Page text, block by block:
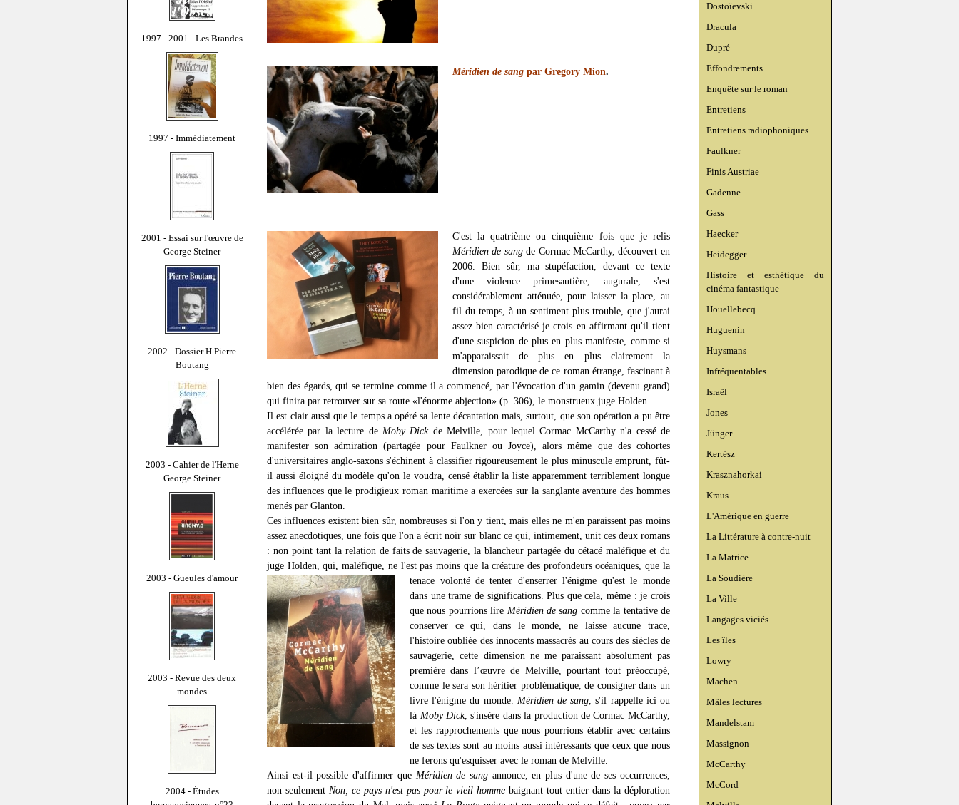
1997 - 2001 - Les Brandes
1997 - Immédiatement
2001 - Essai sur l'œuvre de
George Steiner
2002 - Dossier H Pierre
Boutang
2003 - Cahier de l'Herne
George Steiner
2003 - Gueules d'amour
2003 - Revue des deux
mondes
2004 - Études
Dostoïevski
Dracula
Dupré
Effondrements
Enquête sur le roman
Entretiens
Entretiens radiophoniques
Faulkner
Finis Austriae
Gadenne
Gass
Haecker
Heidegger
Histoire et esthétique du
cinéma fantastique
Houellebecq
Huguenin
Huysmans
Infréquentables
Israël
Jones
Jünger
Kertész
Krasznahorkai
Kraus
L'Amérique en guerre
La Littérature à contre-nuit
La Matrice
La Soudière
La Ville
Langages viciés
Les îles
Lowry
Machen
Mâles lectures
Mandelstam
Massignon
McCarthy
McCord
Méridien de sang par Gregory Mion.
C'est la quatrième ou cinquième fois que je relis
Méridien de sangde Cormac McCarthy, découvert en
2006. Bien sûr, ma stupéfaction, devant ce texte
d'une violence primesautière, augurale, s'est
considérablement atténuée, pour laisser la place, au
fil du temps, à un sentiment plus trouble, que j'aurai
assez bien caractérisé je crois en affirmant qu'il tient
d'une suspicion de plus en plus manifeste, comme si
m'apparaissait de plus en plus clairement la
dimension parodique de ce roman étrange, fascinant à
bien des égards, qui se termine comme il a commencé, par l'évocation d'un gamin (devenu grand)
qui finira par retrouver sur sa route «l'énorme abjection» (p. 306), le monstrueux juge Holden.
Il est clair aussi que le temps a opéré sa lente décantation mais, surtout, que son opération a pu être
accélérée par la lecture de Moby Dickde Melville, pour lequel Cormac McCarthy n'a cessé de
manifester son admiration (partagée pour Faulkner ou Joyce), alors même que des cohortes
d'universitaires anglo-saxons s'échinent à classifier rigoureusement le plus minuscule emprunt, fût-
il aussi éloigné du modèle qu'on le voudra, censé établir la liste apparemment terriblement longue
des influences que le prodigieux roman maritime a exercées sur la sanglante aventure des hommes
menés par Glanton.
Ces influences existent bien sûr, nombreuses si l'on y tient, mais elles ne m'en paraissent pas moins
assez anecdotiques, une fois que l'on a écrit noir sur blanc ce qui, intimement, unit ces deux romans
: non point tant la relation de faits de sauvagerie, la blancheur partagée du cétacé maléfique et du
juge Holden, qui, maléfique, ne l'est pas moins que la créature des profondeurs océaniques, que la
tenace volonté de tenter d'enserrer l'énigme qu'est le monde
dans une trame de significations. Plus que cela, même : je crois
que nous pourrions lire Méridien de sang comme la tentative de
conserver ce qui, dans le monde, ne laisse aucune trace,
l'histoire oubliée des innocents massacrés au cours des siècles de
sauvagerie, cette dimension ne me paraissant absolument pas
première dans l’œuvre de Melville, pourtant tout préoccupé,
comme le sera son héritier problématique, de consigner dans un
livre l'énigme du monde. Méridien de sang , s'il rappelle ici ou
là Moby Dick, s'insère dans la production de Cormac McCarthy,
et les rapprochements que nous pourrions établir avec certains
de ses textes sont au moins aussi intéressants que ceux que nous
ne ferons qu'esquisser avec le roman de Melville.
Ainsi est-il possible d'affirmer que Méridien de sangannonce, en plus d'une de ses occurrences,
non seulement Non, ce pays n'est pas pour le vieil homme baignant tout entier dans la déploration